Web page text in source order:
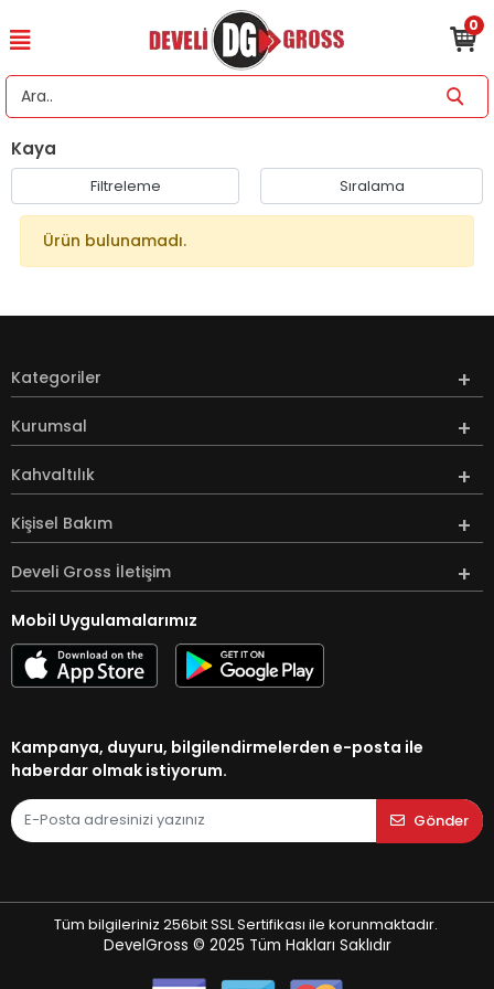
0
Kaya
Filtreleme Sıralama
Ürün bulunamadı.
Kategoriler
Kurumsal
Kahvaltılık
Kişisel Bakım
Develi Gross İletişim
Mobil Uygulamalarımız
Kampanya, duyuru, bilgilendirmelerden e-posta ile
haberdar olmak istiyorum.
Gönder
Tüm bilgileriniz 256bit SSL Sertifikası ile korunmaktadır.
DevelGross © 2025 Tüm Hakları Saklıdır